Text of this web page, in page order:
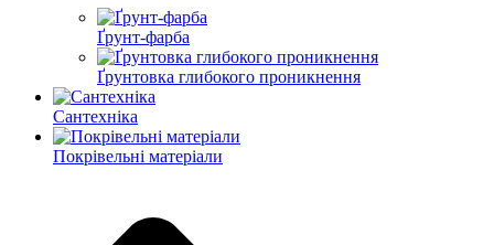
Ґрунт-фарба
Ґрунтовка глибокого проникнення
Сантехніка
Покрівельні матеріали